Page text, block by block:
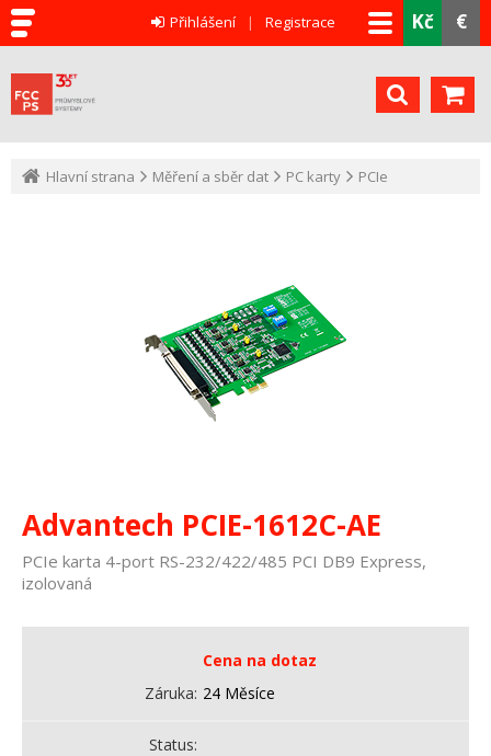
Kč €
Přihlášení Registrace
Hlavní strana Měření a sběr dat PC karty PCIe
Advantech PCIE-1612C-AE
PCIe karta 4-port RS-232/422/485 PCI DB9 Express,
izolovaná
Cena na dotaz
Záruka 24 Měsíce
Status